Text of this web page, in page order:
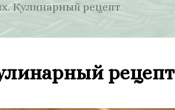
Кулинарный рецепт
рецепт